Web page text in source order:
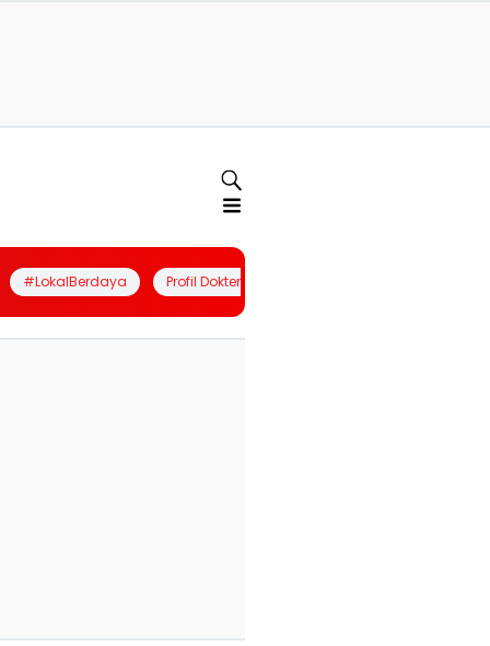
#LokalBerdaya Profil Dokter